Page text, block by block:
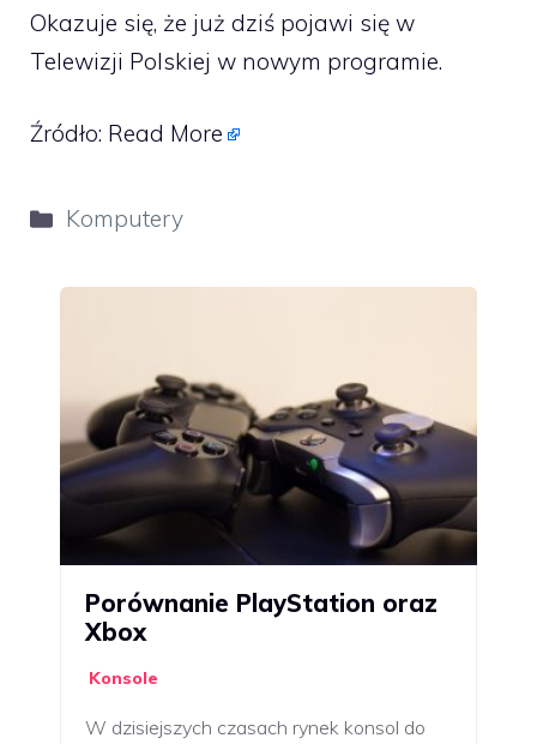
Okazuje się, że już dziś pojawi się w
Telewizji Polskiej w nowym programie.
Źródło: Read More
Kategorie
Komputery
Porównanie PlayStation oraz
Xbox
Konsole
W dzisiejszych czasach rynek konsol do